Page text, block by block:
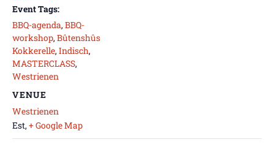
Event Tags:
BBQ-agenda,BBQ-
workshop,Bûtenshûs
Kokkerelle,Indisch,
MASTERCLASS,
Westrienen
VENUE
Westrienen
Est,+ Google Map